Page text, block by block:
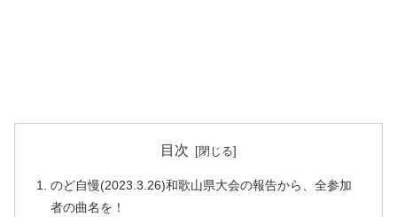
目次
のど自慢(2023.3.26)和歌山県大会の報告から、全参加
者の曲名を！